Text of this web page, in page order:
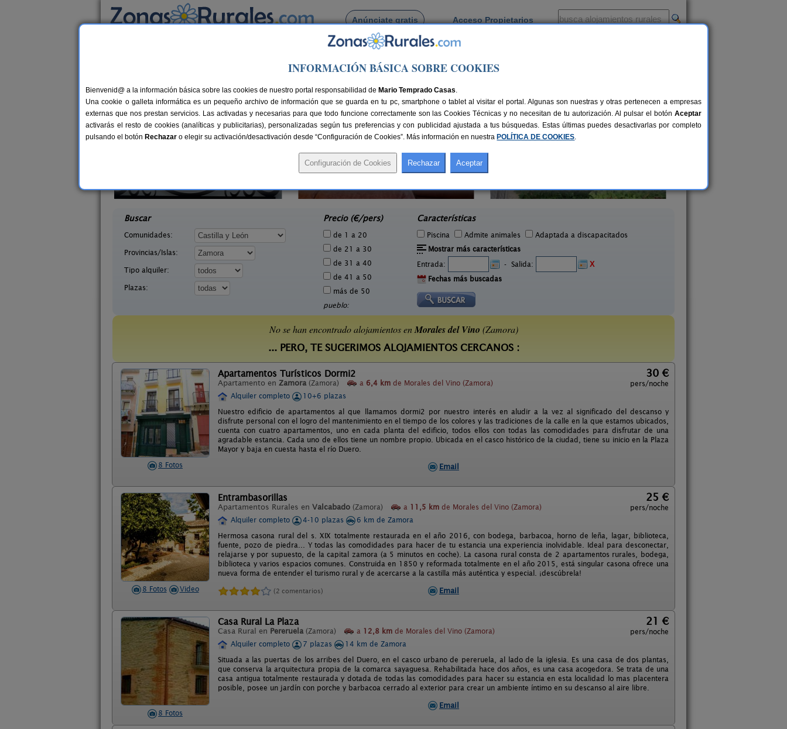
Anúnciate gratis Acceso Propietarios
Busca por pueblo
> Morales del Vino
Casas Rurales cerca de Morales del Vino
30 €
El Corazón Verde
Formariz de Sayago
Buscar
Comunidades:
Provincias/Islas:
Tipo alquiler:
Plazas:
Precio (€/pers)
de 1 a 20
de 21 a 30
de 31 a 40
de 41 a 50
más de 50
pueblo:
Características
Piscina Admite animales
Adaptada a discapacitados
Mostrar más características
Entrada:
- Salida:
X
Fechas más buscadas
No se han encontrado alojamientos enMorales del Vino (Zamora)
... PERO, TE SUGERIMOS ALOJAMIENTOS CERCANOS :
8 Fotos
Apartamentos Turísticos Dormi2
Apartamento en Zamora (Zamora) a 6,4 km de Morales del Vino (Zamora)
30 €
pers/noche
Alquiler completo
10+6 plazas
Nuestro edificio de apartamentos al que llamamos dormi2 por nuestro interés en aludir a la vez al significado del descanso y
disfrute personal con el logro del mantenimiento en el tiempo de los colores y las tradiciones de la calle en la que estamos ubicados,
cuenta con cuatro apartamentos, uno en cada planta del edificio, todos ellos con todas las comodidades para disfrutar de una
agradable estancia. Cada uno de ellos tiene un nombre propio. Ubicada en el casco histórico de la ciudad, tiene su inicio en la Plaza
Mayor y baja en cuesta hasta el río Duero.
Email
8 Fotos Video
Entrambasorillas
Apartamentos Rurales en Valcabado (Zamora) a 11,5 km de Morales del Vino (Zamora)
25 €
pers/noche
Alquiler completo
4-10 plazas
6 km de Zamora
Hermosa casona rural del s. XIX totalmente restaurada en el año 2016, con bodega, barbacoa, horno de leña, lagar, biblioteca,
fuente, pozo de piedra... Y todas las comodidades para hacer de tu estancia una experiencia inolvidable. Ideal para desconectar,
relajarse y por supuesto, de la capital zamora (a 5 minutos en coche). La casona rural consta de 2 apartamentos rurales, bodega,
biblioteca y varios espacios comunes. Construida en 1850 y reformada totalmente en el año 2015, está singular casona ofrece una
nueva forma de entender el turismo rural y de acercarse a la castilla más auténtica y especial. ¡descúbrela!
(2 comentarios) Email
8 Fotos
Casa Rural La Plaza
Casa Rural en Pereruela (Zamora) a 12,8 km de Morales del Vino (Zamora)
21 €
pers/noche
Alquiler completo
7 plazas
14 km de Zamora
Situada a las puertas de los arribes del Duero, en el casco urbano de pereruela, al lado de la iglesia. Es una casa de dos plantas,
que conserva la arquitectura propia de la comarca sayaguesa. Rehabilitada hace dos años, es una casa acogedora. Se trata de una
casa antigua totalmente restaurada y dotada de todas las comodidades para hacer su estancia en esta localidad lo mas placentera
posible, posee un jardín con porche y barbacoa cerrado al exterior para crear un ambiente íntimo en su descanso al aire libre.
Email
INFORMACIÓN BÁSICA SOBRE COOKIES
Bienvenid@ a la información básica sobre las cookies de nuestro portal responsabilidad de Mario Temprado Casas.
Una cookie o galleta informática es un pequeño archivo de información que se guarda en tu pc, smartphone o tablet al visitar el portal. Algunas son nuestras y otras pertenecen a empresas
externas que nos prestan servicios. Las activadas y necesarias para que todo funcione correctamente son las Cookies Técnicas y no necesitan de tu autorización. Al pulsar el botón Aceptar
activarás el resto de cookies (analíticas y publicitarias), personalizadas según tus preferencias y con publicidad ajustada a tus búsquedas. Estas últimas puedes desactivarlas por completo
pulsando el botón Rechazar o elegir su activación/desactivación desde “Configuración de Cookies”. Más información en nuestra POLÍTICA DE COOKIES.